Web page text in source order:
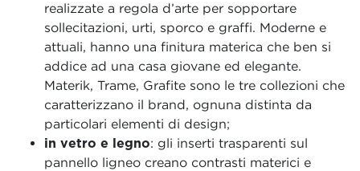
realizzate a regola d’arte per sopportare
sollecitazioni, urti, sporco e graffi. Moderne e
attuali, hanno una finitura materica che ben si
addice ad una casa giovane ed elegante.
Materik, Trame, Grafite sono le tre collezioni che
caratterizzano il brand, ognuna distinta da
particolari elementi di design;
in vetro e legno: gli inserti trasparenti sul
pannello ligneo creano contrasti materici e